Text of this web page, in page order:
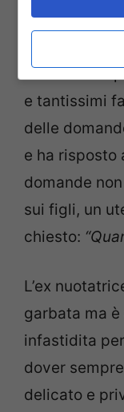
Nelle scorse
dedicato un
e tantissimi
delle
e ha risposto
domande
sui figli, un
chiesto:
L’ex
garbata ma
infastidita
dover
delicato e